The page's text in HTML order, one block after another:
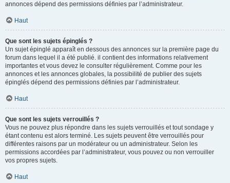
annonces dépend des permissions définies par l’administrateur.
Haut
Que sont les sujets épinglés ?
Un sujet épinglé apparaît en dessous des annonces sur la première page du
forum dans lequel il a été publié. il contient des informations relativement
importantes et vous devez le consulter régulièrement. Comme pour les
annonces et les annonces globales, la possibilité de publier des sujets
épinglés dépend des permissions définies par l’administrateur.
Haut
Que sont les sujets verrouillés ?
Vous ne pouvez plus répondre dans les sujets verrouillés et tout sondage y
étant contenu est alors terminé. Les sujets peuvent être verrouillés pour
différentes raisons par un modérateur ou un administrateur. Selon les
permissions accordées par l’administrateur, vous pouvez ou non verrouiller
vos propres sujets.
Haut